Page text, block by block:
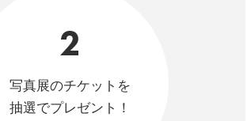
2
写真展のチケットを
抽選でプレゼント！